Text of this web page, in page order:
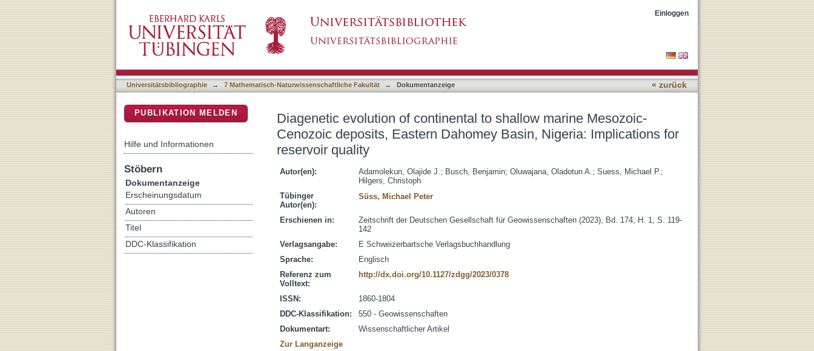
Dahomey Basin, Nigeria: Implications for reservoir quality
Einloggen
Universitätsbibliographie → 7 Mathematisch-Naturwissenschaftliche Fakultät → Dokumentanzeige « zurück
Diagenetic evolution of continental to shallow marine Mesozoic-
Cenozoic deposits, Eastern Dahomey Basin, Nigeria: Implications for
reservoir quality
Autor(en): Adamolekun, Olajide J.; Busch, Benjamin; Oluwajana, Oladotun A.; Suess, Michael P.;
Hilgers, Christoph
Tübinger
Autor(en):
Süss, Michael Peter
Erschienen in:
Zeitschrift der Deutschen Gesellschaft für Geowissenschaften (2023), Bd. 174, H. 1, S. 119-
142
Verlagsangabe:
E Schweizerbartsche Verlagsbuchhandlung
Sprache:
Englisch
Referenz zum
Volltext:
http://dx.doi.org/10.1127/zdgg/2023/0378
ISSN:
1860-1804
DDC-Klassifikation:
550 - Geowissenschaften
Dokumentart:
Wissenschaftlicher Artikel
Zur Langanzeige
PUBLIKATION MELDEN
Hilfe und Informationen
Stöbern
Dokumentanzeige
Erscheinungsdatum
Autoren
Titel
DDC-Klassifikation